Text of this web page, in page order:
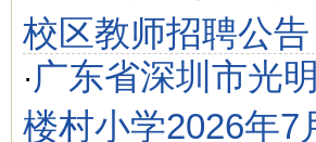
校区教师招聘公告
· 广东省深圳市光
楼村小学2026年7